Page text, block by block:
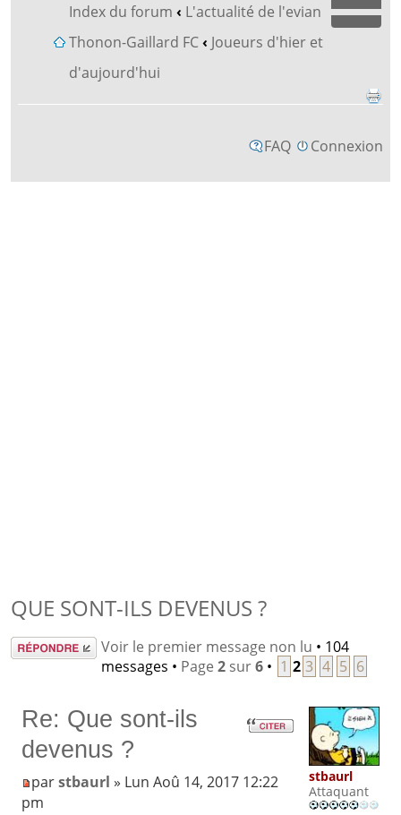
Index du forum ‹ L'actualité de l'evian
Thonon-Gaillard FC‹ Joueurs d'hier et
d'aujourd'hui
FAQ Connexion
QUE SONT-ILS DEVENUS ?
Répondre Voir le premier message non lu • 104
messages • Page 2sur6• 1 2 3 4 5 6
Re: Que sont-ils
devenus ?
parstbaurl » Lun Aoû 14, 2017 12:22
pm
stbaurl
Attaquant